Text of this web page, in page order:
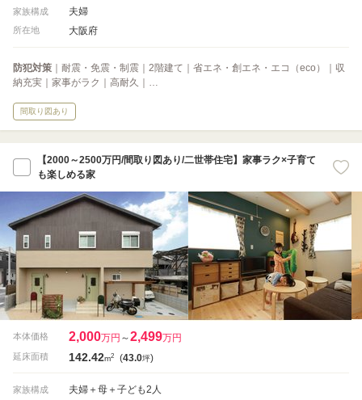
家族構成 夫婦
所在地 大阪府
防犯対策 ｜耐震・免震・制震｜2階建て｜省エネ・創エネ・エコ（eco）｜収
納充実｜家事がラク｜高耐久｜…
間取り図あり
【2000～2500万円/間取り図あり/二世帯住宅】家事ラク×子育て
も楽しめる家
本体価格 2,000万円 ～2,499万円
延床面積 142.42m2 (43.0坪)
家族構成 夫婦＋母＋子ども2人